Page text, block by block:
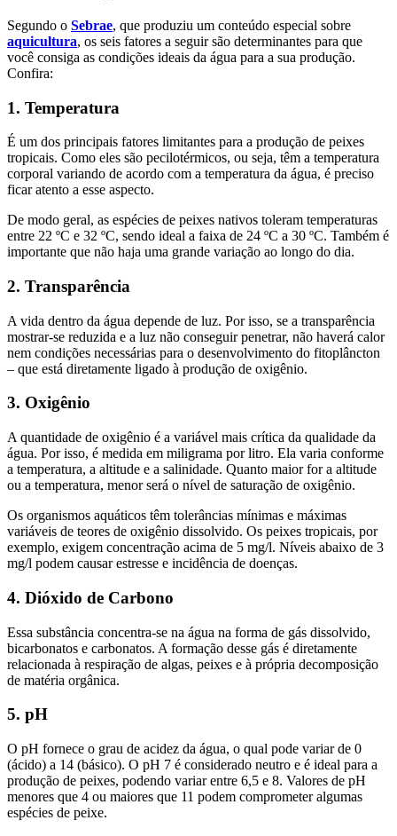
Segundo o Sebrae, que produziu um conteúdo especial sobre
aquicultura, os seis fatores a seguir são determinantes para que
você consiga as condições ideais da água para a sua produção.
Confira:
1. Temperatura
É um dos principais fatores limitantes para a produção de peixes
tropicais. Como eles são pecilotérmicos, ou seja, têm a temperatura
corporal variando de acordo com a temperatura da água, é preciso
ficar atento a esse aspecto.
De modo geral, as espécies de peixes nativos toleram temperaturas
entre 22 ºC e 32 ºC, sendo ideal a faixa de 24 ºC a 30 ºC. Também é
importante que não haja uma grande variação ao longo do dia.
2. Transparência
A vida dentro da água depende de luz. Por isso, se a transparência
mostrar-se reduzida e a luz não conseguir penetrar, não haverá calor
nem condições necessárias para o desenvolvimento do fitoplâncton
– que está diretamente ligado à produção de oxigênio.
3. Oxigênio
A quantidade de oxigênio é a variável mais crítica da qualidade da
água. Por isso, é medida em miligrama por litro. Ela varia conforme
a temperatura, a altitude e a salinidade. Quanto maior for a altitude
ou a temperatura, menor será o nível de saturação de oxigênio.
Os organismos aquáticos têm tolerâncias mínimas e máximas
variáveis de teores de oxigênio dissolvido. Os peixes tropicais, por
exemplo, exigem concentração acima de 5 mg/l. Níveis abaixo de 3
mg/l podem causar estresse e incidência de doenças.
4. Dióxido de Carbono
Essa substância concentra-se na água na forma de gás dissolvido,
bicarbonatos e carbonatos. A formação desse gás é diretamente
relacionada à respiração de algas, peixes e à própria decomposição
de matéria orgânica.
5. pH
O pH fornece o grau de acidez da água, o qual pode variar de 0
(ácido) a 14 (básico). O pH 7 é considerado neutro e é ideal para a
produção de peixes, podendo variar entre 6,5 e 8. Valores de pH
menores que 4 ou maiores que 11 podem comprometer algumas
espécies de peixe.